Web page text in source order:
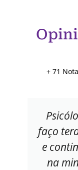
+ 71
faço
e
na